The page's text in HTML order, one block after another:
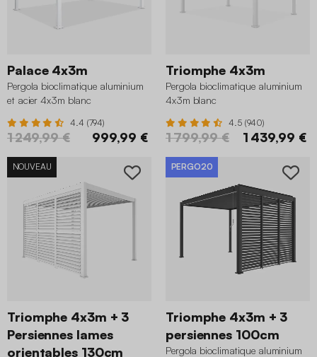
Palace 4x3m
Pergola bioclimatique aluminium
et acier 4x3m blanc
4.4 (794)
1 249,99 € 999,99 €
Triomphe 4x3m
Pergola bioclimatique aluminium
4x3m blanc
4.5 (940)
1 799,99 € 1 439,99 €
NOUVEAU
Triomphe 4x3m + 3
Persiennes lames
orientables 130cm
PERGO20
Triomphe 4x3m + 3
persiennes 100cm
Pergola bioclimatique aluminium